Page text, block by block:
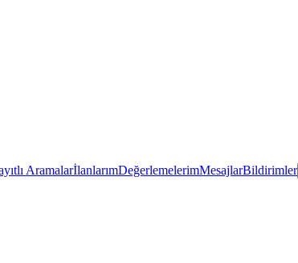
AramalarİlanlarımDeğerlemelerimMesajlarBildirimler